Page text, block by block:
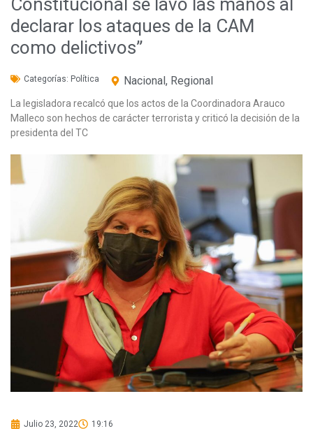
declarar los ataques de la CAM
como delictivos”
Categorías: Política Nacional, Regional
La legisladora recalcó que los actos de la Coordinadora Arauco
Malleco son hechos de carácter terrorista y criticó la decisión de la
presidenta del TC
Julio 23, 2022 19:16